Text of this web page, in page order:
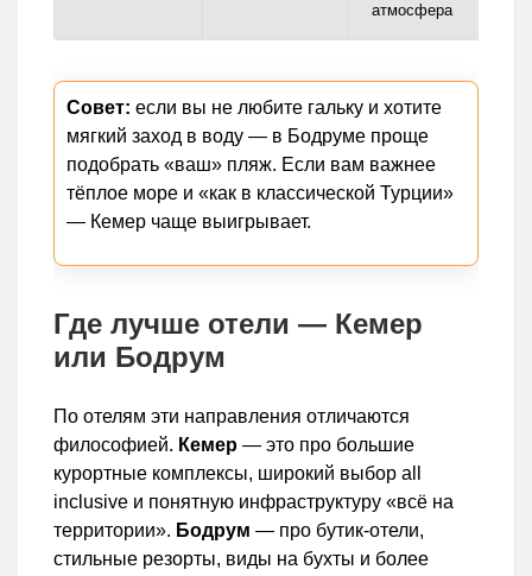
атмосфера
Совет: если вы не любите гальку и хотите
мягкий заход в воду — в Бодруме проще
подобрать «ваш» пляж. Если вам важнее
тёплое море и «как в классической Турции»
— Кемер чаще выигрывает.
Где лучше отели — Кемер
или Бодрум
По отелям эти направления отличаются
философией. Кемер — это про большие
курортные комплексы, широкий выбор all
inclusive и понятную инфраструктуру «всё на
территории». Бодрум — про бутик-отели,
стильные резорты, виды на бухты и более